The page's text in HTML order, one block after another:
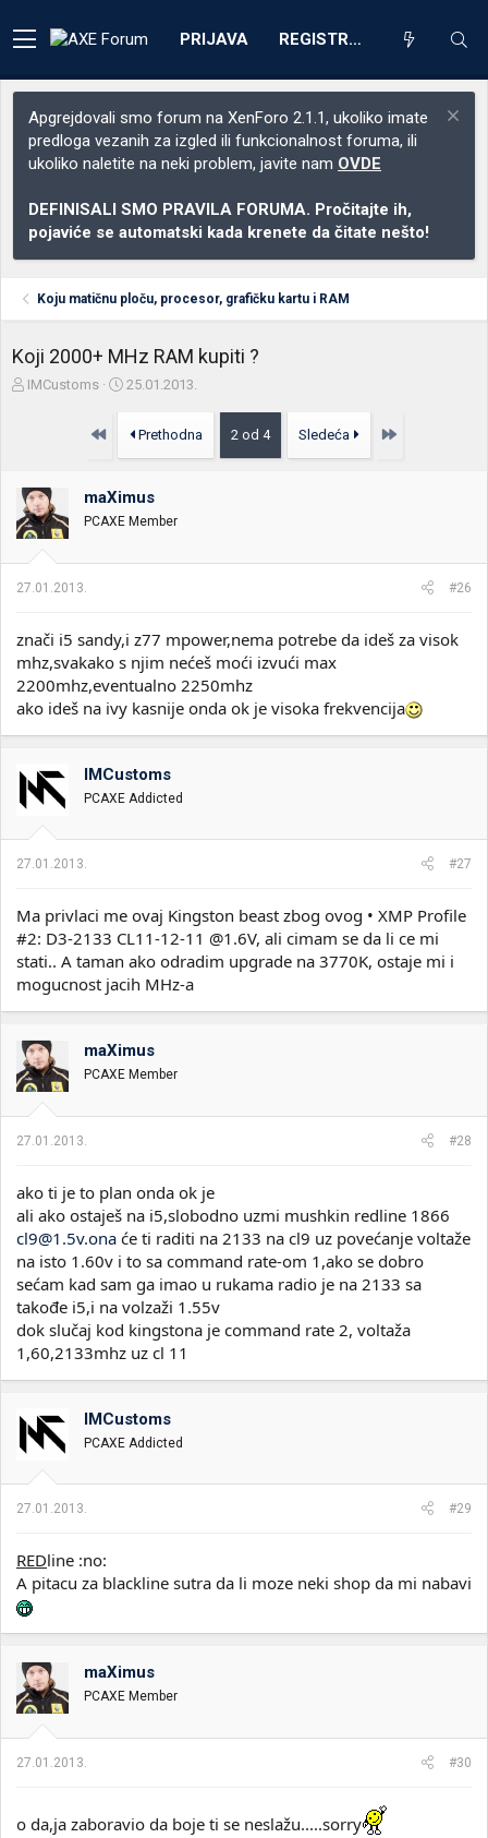
PRIJAVA REGISTRACIJA
Apgrejdovali smo forum na XenForo 2.1.1, ukoliko imate
predloga vezanih za izgled ili funkcionalnost foruma, ili
ukoliko naletite na neki problem, javite nam OVDE
DEFINISALI SMO PRAVILA FORUMA. Pročitajte ih,
pojaviće se automatski kada krenete da čitate nešto!
Koju matičnu ploču, procesor, grafičku kartu i RAM
Koji 2000+ MHz RAM kupiti ?
Z
i
k
t
e
m
IMCustoms
D
u
m
o
k
e
j
a
25.01.2013.
Prvo Prethodna 2 od 4 Sledeća Poslednja
maXimus
PCAXE Member
27.01.2013. #26
znači i5 sandy,i z77 mpower,nema potrebe da ideš za visok
mhz,svakako s njim nećeš moći izvući max
2200mhz,eventualno 2250mhz
ako ideš na ivy kasnije onda ok je visoka frekvencija
IMCustoms
PCAXE Addicted
27.01.2013. #27
Ma privlaci me ovaj Kingston beast zbog ovog • XMP Profile
#2: D3-2133 CL11-12-11 @1.6V, ali cimam se da li ce mi
stati.. A taman ako odradim upgrade na 3770K, ostaje mi i
mogucnost jacih MHz-a
maXimus
PCAXE Member
27.01.2013. #28
ako ti je to plan onda ok je
ali ako ostaješ na i5,slobodno uzmi mushkin redline 1866
cl9@1.5v.ona će ti raditi na 2133 na cl9 uz povećanje voltaže
na isto 1.60v i to sa command rate-om 1,ako se dobro
sećam kad sam ga imao u rukama radio je na 2133 sa
takođe i5,i na volzaži 1.55v
dok slučaj kod kingstona je command rate 2, voltaža
1,60,2133mhz uz cl 11
IMCustoms
PCAXE Addicted
27.01.2013. #29
REDline :no:
A pitacu za blackline sutra da li moze neki shop da mi nabavi
maXimus
PCAXE Member
27.01.2013. #30
o da,ja zaboravio da boje ti se neslažu.....sorry